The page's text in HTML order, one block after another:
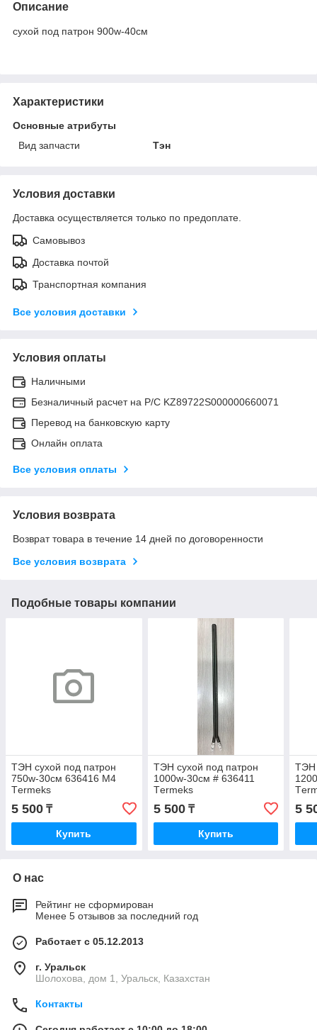
Описание
сухой под патрон 900w-40см
Характеристики
Основные атрибуты
Вид запчасти
Тэн
Условия доставки
Доставка осуществляется только по предоплате.
Самовывоз
Доставка почтой
Транспортная компания
Все условия доставки
Условия оплаты
Наличными
Безналичный расчет на Р/С KZ89722S000000660071
Перевод на банковскую карту
Онлайн оплата
Все условия оплаты
Условия возврата
Возврат товара в течение 14 дней по договоренности
Все условия возврата
Подобные товары компании
ТЭН сухой под патрон
750w-30см 636416 М4
Тermeks
5 500 ₸
Купить
ТЭН сухой под патрон
1000w-30см # 636411
Тermeks
5 500₸
Купить
ТЭН
5
О нас
Рейтинг не сформирован
Менее 5 отзывов за последний год
Работает с 05.12.2013
г. Уральск
Шолохова, дом 1, Уральск, Казахстан
Контакты